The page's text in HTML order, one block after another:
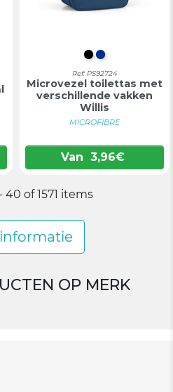
ZWART
BLAUW
Ref: PS92724
Microvezel toilettas met
verschillende vakken
Willis
MICROFIBRE
Van 3,96€
40 of 1571 items
OP MERK